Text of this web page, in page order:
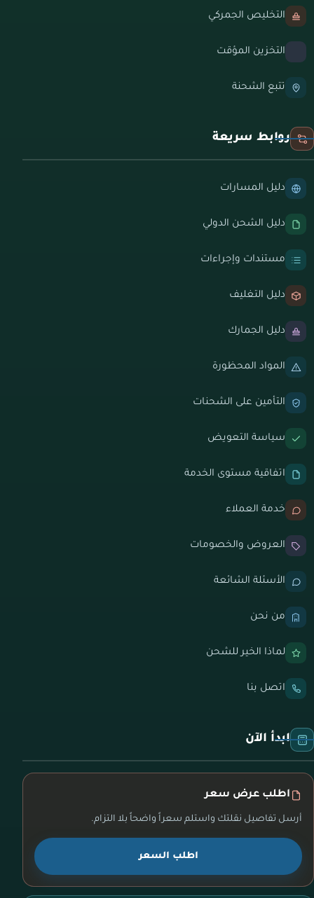
التخليص الجمركي
التخزين المؤقت
تتبع الشحنة
روابط سريعة
دليل المسارات
دليل الشحن الدولي
مستندات وإجراءات
دليل التغليف
دليل الجمارك
المواد المحظورة
التأمين على الشحنات
سياسة التعويض
اتفاقية مستوى الخدمة
خدمة العملاء
العروض والخصومات
الأسئلة الشائعة
من نحن
لماذا الخير للشحن
اتصل بنا
ابدأ الآن
اطلب عرض سعر
أرسل تفاصيل نقلتك واستلم سعراً واضحاً بلا التزام.
اطلب السعر